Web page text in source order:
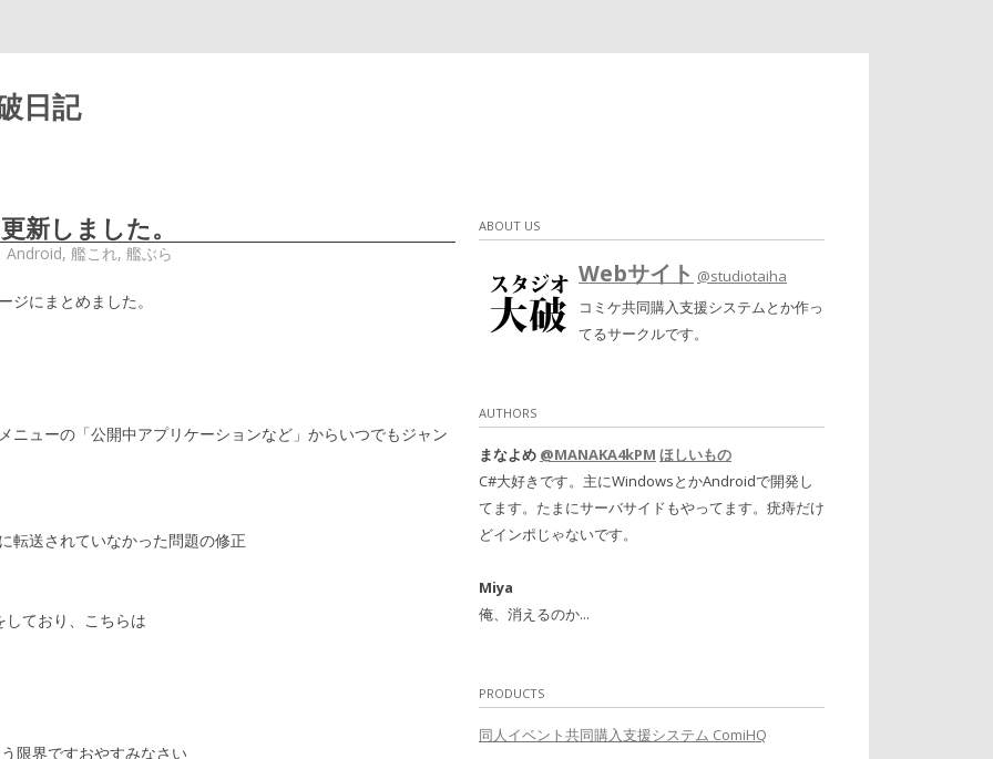
日記
新しました。
Android, 艦これ, 艦ぶら
にまとめました。
ニューの「公開中アプリケーションなど」からいつでもジャン
転送されていなかった問題の修正
ており、こちらは
限界ですおやすみなさい
ABOUT US
Webサイト @studiotaiha
コミケ共同購入支援システムとか作っ
てるサークルです。
AUTHORS
まなよめ @MANAKA4kPM ほしいもの
C#大好きです。主にWindowsとかAndroidで開発し
てます。たまにサーバサイドもやってます。疣痔だけ
どインポじゃないです。
Miya
俺、消えるのか...
PRODUCTS
同人イベント共同購入支援システム ComiHQ